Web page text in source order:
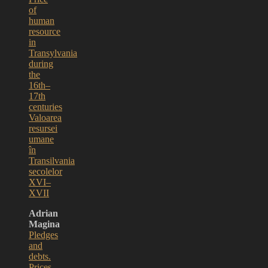
of
human
resource
in
Transylvania
during
the
16th–
17th
centuries
Valoarea
resursei
umane
în
Transilvania
secolelor
XVI–
XVII
Adrian
Magina
Pledges
and
debts.